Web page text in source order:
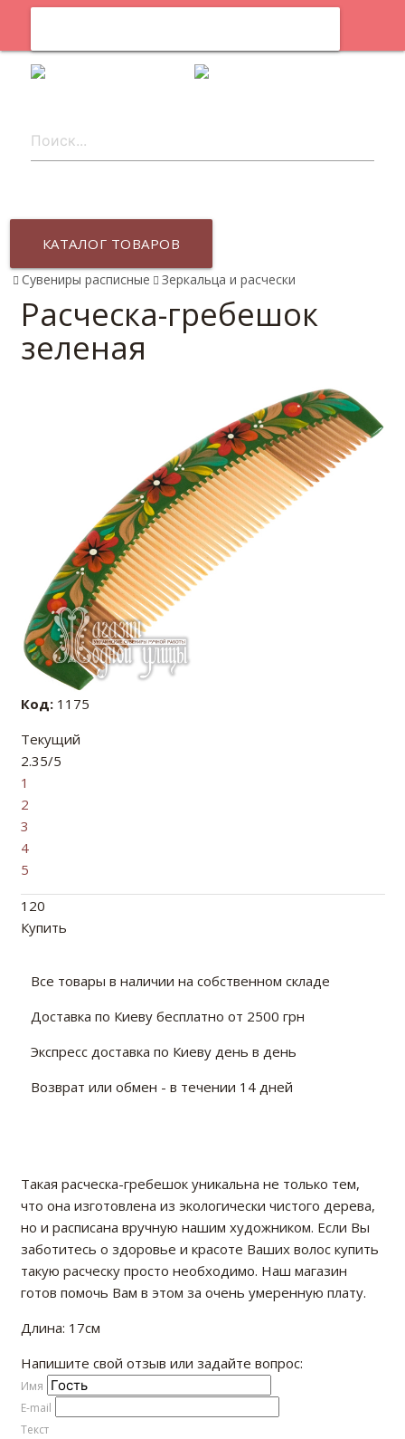
КАТАЛОГ ТОВАРОВ
Сувениры расписные Зеркальца и расчески
Расческа-гребешок
зеленая
Код:1175
Текущий
2.35/5
1
2
3
4
5
120
Купить
Все товары в наличии на собственном складе
Доставка по Киеву бесплатно от 2500 грн
Экспресс доставка по Киеву день в день
Возврат или обмен - в течении 14 дней
Такая расческа-гребешок уникальна не только тем,
что она изготовлена из экологически чистого дерева,
но и расписана вручную нашим художником. Если Вы
заботитесь о здоровье и красоте Ваших волос купить
такую расческу просто необходимо. Наш магазин
готов помочь Вам в этом за очень умеренную плату.
Длина: 17см
Напишите свой отзыв или задайте вопрос:
Имя
E-mail
Текст